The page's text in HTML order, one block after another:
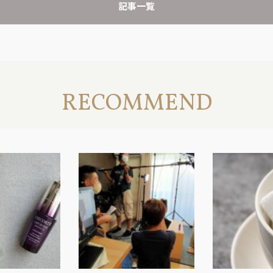
記事一覧
RECOMMEND